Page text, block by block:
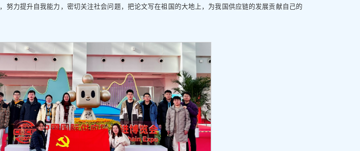
努力提升自我能力，密切关注社会问题，把论文写在祖国的大地上，为我国供应链的发展贡献自己的